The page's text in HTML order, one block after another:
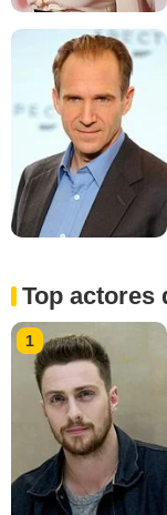
Top actores
1